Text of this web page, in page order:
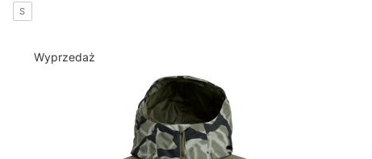
S
Wyprzedaż